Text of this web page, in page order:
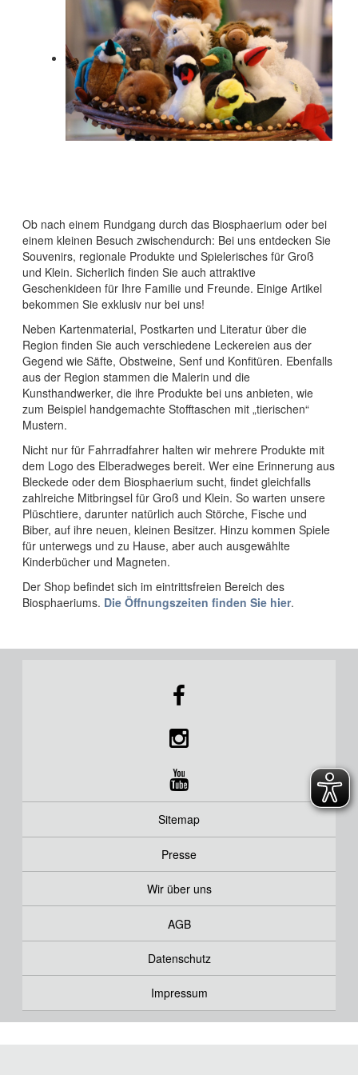
Ob nach einem Rundgang durch das Biosphaerium oder bei
einem kleinen Besuch zwischendurch: Bei uns entdecken Sie
Souvenirs, regionale Produkte und Spielerisches für Groß
und Klein. Sicherlich finden Sie auch attraktive
Geschenkideen für Ihre Familie und Freunde. Einige Artikel
bekommen Sie exklusiv nur bei uns!
Neben Kartenmaterial, Postkarten und Literatur über die
Region finden Sie auch verschiedene Leckereien aus der
Gegend wie Säfte, Obstweine, Senf und Konfitüren. Ebenfalls
aus der Region stammen die Malerin und die
Kunsthandwerker, die ihre Produkte bei uns anbieten, wie
zum Beispiel handgemachte Stofftaschen mit „tierischen“
Mustern.
Nicht nur für Fahrradfahrer halten wir mehrere Produkte mit
dem Logo des Elberadweges bereit. Wer eine Erinnerung aus
Bleckede oder dem Biosphaerium sucht, findet gleichfalls
zahlreiche Mitbringsel für Groß und Klein. So warten unsere
Plüschtiere, darunter natürlich auch Störche, Fische und
Biber, auf ihre neuen, kleinen Besitzer. Hinzu kommen Spiele
für unterwegs und zu Hause, aber auch ausgewählte
Kinderbücher und Magneten.
Der Shop befindet sich im eintrittsfreien Bereich des
Biosphaeriums. Die Öffnungszeiten finden Sie hier.
Sitemap
Presse
Wir über uns
AGB
Datenschutz
Impressum